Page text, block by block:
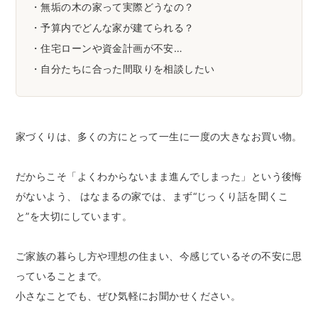
・無垢の木の家って実際どうなの？
・予算内でどんな家が建てられる？
・住宅ローンや資金計画が不安…
・自分たちに合った間取りを相談したい
家づくりは、多くの方にとって一生に一度の大きなお買い物。
だからこそ「よくわからないまま進んでしまった」という後悔
がないよう、 はなまるの家では、まず“じっくり話を聞くこ
と”を大切にしています。
ご家族の暮らし方や理想の住まい、今感じているその不安に思
っていることまで。
小さなことでも、ぜひ気軽にお聞かせください。